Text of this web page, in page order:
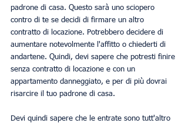
padrone di casa. Questo sarà uno sciopero
contro di te se decidi di firmare un altro
contratto di locazione. Potrebbero decidere di
aumentare notevolmente l'affitto o chiederti di
andartene. Quindi, devi sapere che potresti finire
senza contratto di locazione e con un
appartamento danneggiato, e per di più dovrai
risarcire il tuo padrone di casa.
Devi quindi sapere che le entrate sono tutt'altro